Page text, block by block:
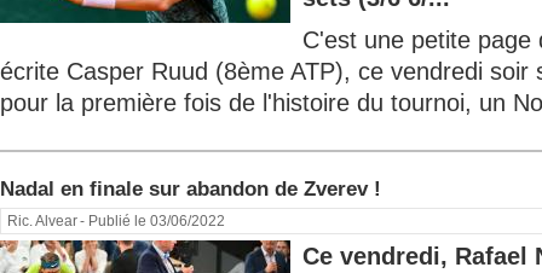
C'est une petite page
écrite Casper Ruud (8ème ATP), ce vendredi
pour la première fois de l'histoire du tournoi, un
Nadal en finale sur abandon de Zverev !
Ric. Alvear- Publié le 03/06/2022
Ce vendredi, Rafael